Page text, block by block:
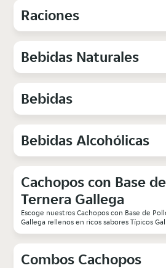
Raciones
Bebidas Naturales
Bebidas
Bebidas Alcohólicas
Cachopos con Base
Ternera Gallega
Escoge nuestros Cachopos con Base de
Gallega rellenos en ricos sabores Típicos
Combos Cachopos